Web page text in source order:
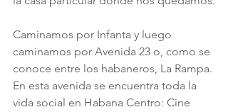
Caminamos por Infanta y luego
caminamos por Avenida 23 o, como se
conoce entre los habaneros, La Rampa.
En esta avenida se encuentra toda la
vida social en Habana Centro: Cine